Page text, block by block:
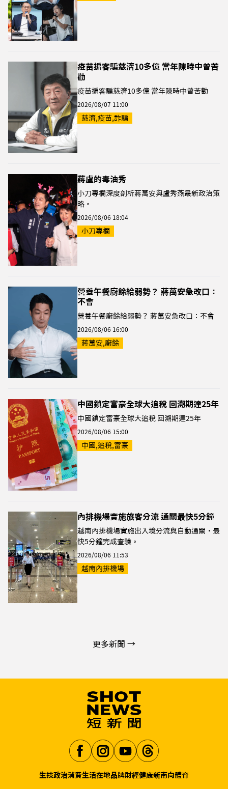
疫苗掮客騙慈濟10多億 當年陳時中曾苦
勸
疫苗掮客騙慈濟10多億 當年陳時中曾苦勸
2026/08/07 11:00
慈濟,疫苗,詐騙
蔣盧的毒油秀
小刀專欄深度剖析蔣萬安與盧秀燕最新政治策
略。
2026/08/06 18:04
小刀專欄
營養午餐廚餘給弱勢？ 蔣萬安急改口：
不會
營養午餐廚餘給弱勢？ 蔣萬安急改口：不會
2026/08/06 16:00
蔣萬安,廚餘
中國鎖定富豪全球大追稅 回溯期達25年
中國鎖定富豪全球大追稅 回溯期達25年
2026/08/06 15:00
中國,追稅,富豪
內排機場實施旅客分流 通關最快5分鐘
越南內排機場實施出入境分流與自動通關，最
快5分鐘完成查驗。
2026/08/06 11:53
越南內排機場
更多新聞 →
生技政治消費生活在地品牌財經健康新南向體育